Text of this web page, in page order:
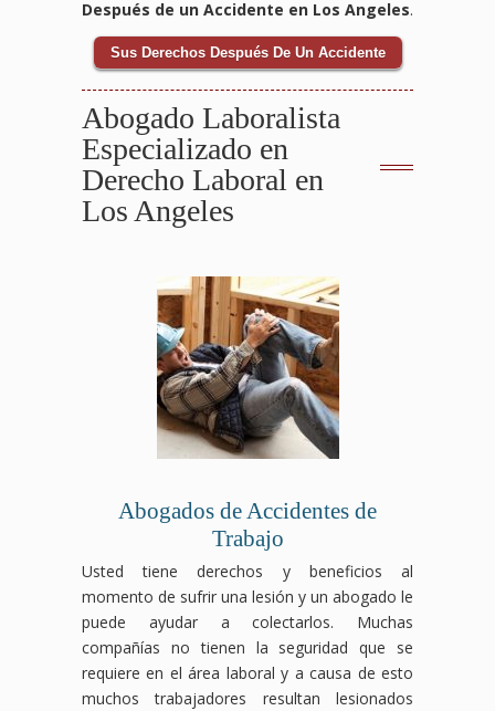
Después de un Accidente en Los Angeles.
Sus Derechos Después De Un Accidente
Abogado Laboralista
Especializado en
Derecho Laboral en
Los Angeles
Abogados de Accidentes de
Trabajo
Usted tiene derechos y beneficios al
momento de sufrir una lesión y un abogado le
puede ayudar a colectarlos. Muchas
compañías no tienen la seguridad que se
requiere en el área laboral y a causa de esto
muchos trabajadores resultan lesionados